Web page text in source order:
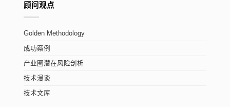
顾问观点
Golden Methodology
成功案例
产业圈潜在风险剖析
技术漫谈
技术文库